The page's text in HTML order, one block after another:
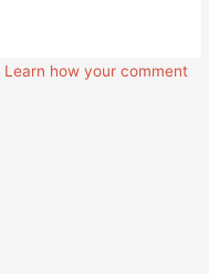
Learn how your comment